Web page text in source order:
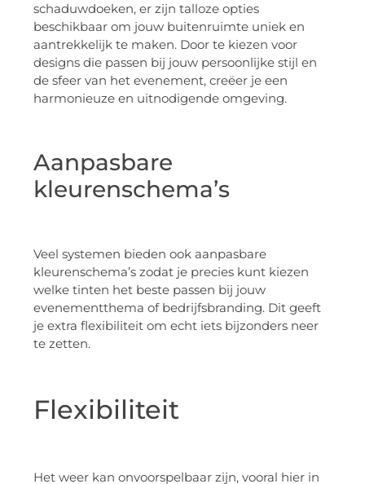
schaduwdoeken, er zijn talloze opties
beschikbaar om jouw buitenruimte uniek en
aantrekkelijk te maken. Door te kiezen voor
designs die passen bij jouw persoonlijke stijl en
de sfeer van het evenement, creëer je een
harmonieuze en uitnodigende omgeving.
Aanpasbare
kleurenschema’s
Veel systemen bieden ook aanpasbare
kleurenschema’s zodat je precies kunt kiezen
welke tinten het beste passen bij jouw
evenementthema of bedrijfsbranding. Dit geeft
je extra flexibiliteit om echt iets bijzonders neer
te zetten.
Flexibiliteit
Het weer kan onvoorspelbaar zijn, vooral hier in